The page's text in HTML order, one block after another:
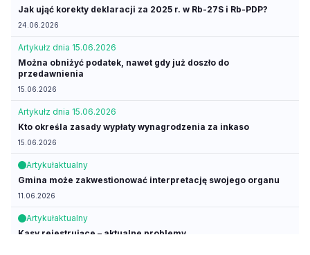
Jak ująć korekty deklaracji za 2025 r. w Rb-27S i Rb-PDP?
24.06.2026
Artykułz dnia 15.06.2026
Można obniżyć podatek, nawet gdy już doszło do
przedawnienia
15.06.2026
Artykułz dnia 15.06.2026
Kto określa zasady wypłaty wynagrodzenia za inkaso
15.06.2026
Artykułaktualny
Gmina może zakwestionować interpretację swojego organu
11.06.2026
Artykułaktualny
Kasy rejestrujące – aktualne problemy